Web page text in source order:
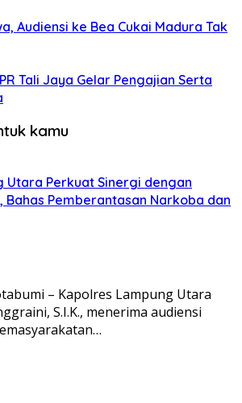
Audiensi ke Bea Cukai Madura Tak
Tali Jaya Gelar Pengajian Serta
kamu
Utara Perkuat Sinergi dengan
Bahas Pemberantasan Narkoba dan
– Kapolres Lampung Utara
S.I.K., menerima audiensi